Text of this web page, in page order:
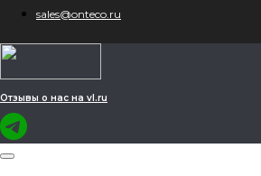
sales@onteco.ru
Отзывы о нас на vl.ru